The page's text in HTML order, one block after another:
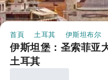
首頁 土耳其 伊斯坦布尔
伊斯坦堡：圣索菲亚
土耳其